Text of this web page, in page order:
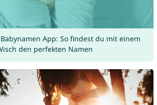
App: So findest du mit einem
den perfekten Namen